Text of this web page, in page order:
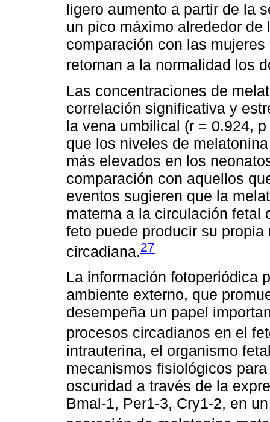
ligero aumento a partir de la
un pico máximo alrededor
comparación con las
retornan a la normalidad los
Las concentraciones de
correlación significativa y
la vena umbilical (r = 0.924,
que los niveles de
más elevados en los
comparación con aquellos
eventos sugieren que la
materna a la circulación fetal
feto puede producir su
circadiana.27
La información fotoperiódica
ambiente externo, que
desempeña un papel
procesos circadianos en el
intrauterina, el organismo
mecanismos fisiológicos
oscuridad a través de la
Bmal-1, Per1-3, Cry1-2, en